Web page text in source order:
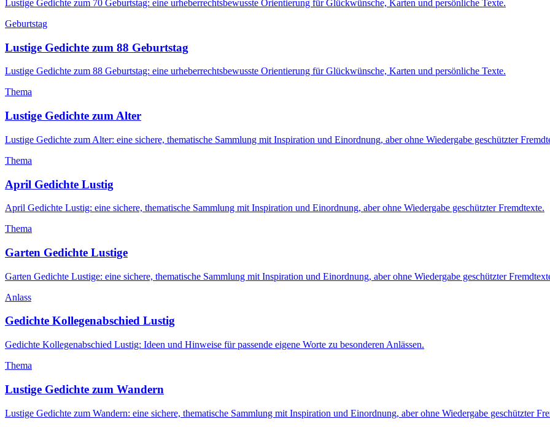
Lustige Gedichte zum 70 Geburtstag: eine urheberrechtsbewusste Orientierung für Glückwünsche, Karten und persönliche Texte.
Geburtstag
Lustige Gedichte zum 88 Geburtstag
Lustige Gedichte zum 88 Geburtstag: eine urheberrechtsbewusste Orientierung für Glückwünsche, Karten und persönliche Texte.
Thema
Lustige Gedichte zum Alter
Lustige Gedichte zum Alter: eine sichere, thematische Sammlung mit Inspiration und Einordnung, aber ohne Wiedergabe geschützter
Thema
April Gedichte Lustig
April Gedichte Lustig: eine sichere, thematische Sammlung mit Inspiration und Einordnung, aber ohne Wiedergabe geschützter Fremdtexte.
Thema
Garten Gedichte Lustige
Garten Gedichte Lustige: eine sichere, thematische Sammlung mit Inspiration und Einordnung, aber ohne Wiedergabe geschützter
Anlass
Gedichte Kollegenabschied Lustig
Gedichte Kollegenabschied Lustig: Ideen und Hinweise für passende eigene Worte zu besonderen Anlässen.
Thema
Lustige Gedichte zum Wandern
Lustige Gedichte zum Wandern: eine sichere, thematische Sammlung mit Inspiration und Einordnung, aber ohne Wiedergabe geschützter